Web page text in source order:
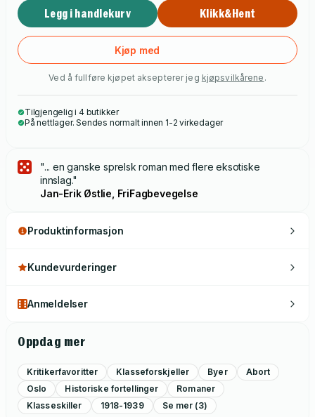
Legg i handlekurv Klikk&Hent
Kjøp med
Ved å fullføre kjøpet aksepterer jeg kjøpsvilkårene .
Tilgjengelig i 4 butikker
På nettlager. Sendes normalt innen 1-2 virkedager
"... en ganske sprelsk roman med flere eksotiske
innslag."
Jan-Erik Østlie, FriFagbevegelse
Produktinformasjon
Kundevurderinger
Anmeldelser
Oppdag mer
Kritikerfavoritter Klasseforskjeller Byer
Abort
Oslo
Historiske fortellinger
Romaner
Klasseskiller
1918-1939 Se mer (3)